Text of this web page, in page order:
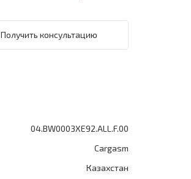
Получить консультацию
04.BW0003XE92.ALL.F.00
Cargasm
Казахстан